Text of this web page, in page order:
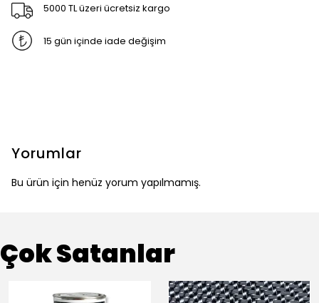
5000 TL üzeri ücretsiz kargo
15 gün içinde iade değişim
Yorumlar
Bu ürün için henüz yorum yapılmamış.
Çok Satanlar